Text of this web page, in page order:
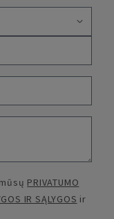
PRIVATUMO
IR SĄLYGOS ir